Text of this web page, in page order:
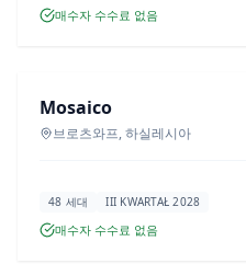
매수자 수수료 없음
신규 분양
Mosaico
브로츠와프, 하실레시아
48 세대 III KWARTAŁ 2028
매수자 수수료 없음